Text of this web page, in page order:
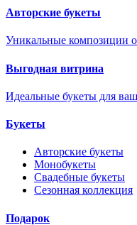
Авторские букеты
Уникальные композиции
Выгодная витрина
Идеальные букеты для
Букеты
Авторские букеты
Монобукеты
Свадебные букеты
Сезонная коллекция
Подарок